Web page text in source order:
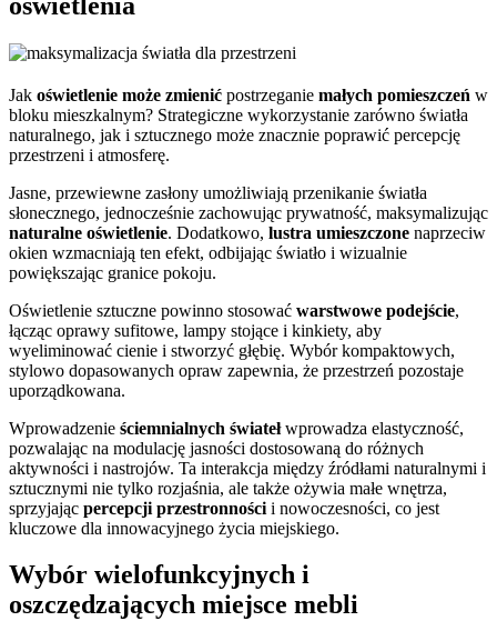
Jak oświetlenie może zmienić postrzeganie małych pomieszczeń w
bloku mieszkalnym? Strategiczne wykorzystanie zarówno światła
naturalnego, jak i sztucznego może znacznie poprawić percepcję
przestrzeni i atmosferę.
Jasne, przewiewne zasłony umożliwiają przenikanie światła
słonecznego, jednocześnie zachowując prywatność, maksymalizując
naturalne oświetlenie. Dodatkowo, lustra umieszczone naprzeciw
okien wzmacniają ten efekt, odbijając światło i wizualnie
powiększając granice pokoju.
Oświetlenie sztuczne powinno stosować warstwowe podejście,
łącząc oprawy sufitowe, lampy stojące i kinkiety, aby
wyeliminować cienie i stworzyć głębię. Wybór kompaktowych,
stylowo dopasowanych opraw zapewnia, że przestrzeń pozostaje
uporządkowana.
Wprowadzenie ściemnialnych światełwprowadza elastyczność,
pozwalając na modulację jasności dostosowaną do różnych
aktywności i nastrojów. Ta interakcja między źródłami naturalnymi i
sztucznymi nie tylko rozjaśnia, ale także ożywia małe wnętrza,
sprzyjając percepcji przestronności i nowoczesności, co jest
kluczowe dla innowacyjnego życia miejskiego.
Wybór wielofunkcyjnych i
oszczędzających miejsce mebli